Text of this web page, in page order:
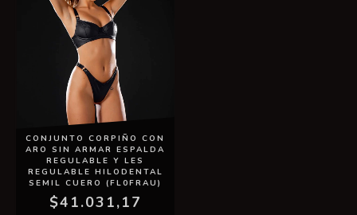
CONJUNTO CORPIÑO CON
ARO SIN ARMAR ESPALDA
REGULABLE Y LES
REGULABLE HILODENTAL
SEMIL CUERO (FL0FRAU)
$41.031,17